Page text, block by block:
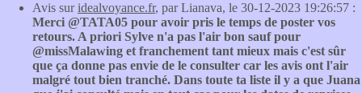
Avis suridealvoyance.fr, par Lianava, le 30-12-2023 19:26:57 :
Merci @TATA05 pour avoir pris le temps de poster vos
retours. A priori Sylve n'a pas l'air bon sauf pour
@missMalawing et franchement tant mieux mais c'est sûr
que ça donne pas envie de le consulter car les avis ont l'air
malgré tout bien tranché. Dans toute ta liste il y a que Juana